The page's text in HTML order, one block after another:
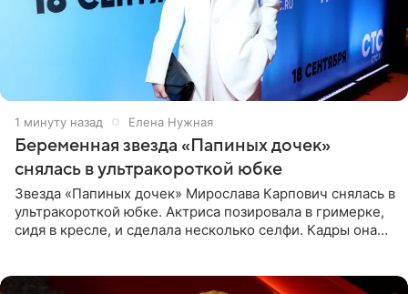
2 минуты назад Елена Нужная
Беременная звезда «Папиных дочек»
снялась в ультракороткой юбке
Звезда «Папиных дочек» Мирослава Карпович снялась в
ультракороткой юбке. Актриса позировала в гримерке,
сидя в кресле, и сделала несколько селфи. Кадры она